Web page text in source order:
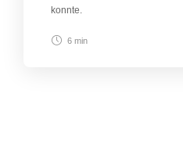
konnte.
6 min